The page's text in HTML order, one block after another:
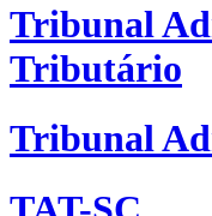
Tribunal
Tributário
Tribunal